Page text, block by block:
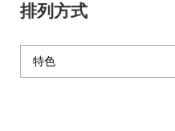
排列方式